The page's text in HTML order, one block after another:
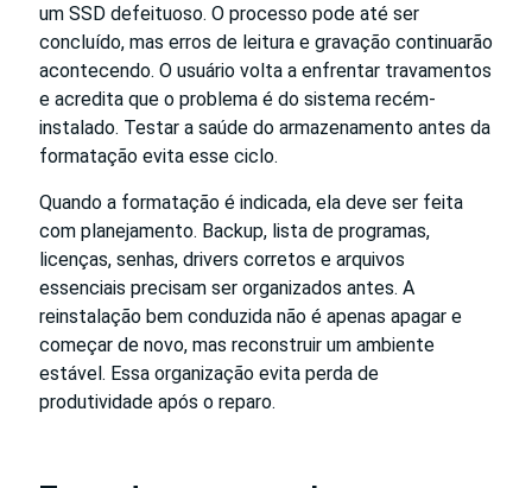
um SSD defeituoso. O processo pode até ser
concluído, mas erros de leitura e gravação continuarão
acontecendo. O usuário volta a enfrentar travamentos
e acredita que o problema é do sistema recém-
instalado. Testar a saúde do armazenamento antes da
formatação evita esse ciclo.
Quando a formatação é indicada, ela deve ser feita
com planejamento. Backup, lista de programas,
licenças, senhas, drivers corretos e arquivos
essenciais precisam ser organizados antes. A
reinstalação bem conduzida não é apenas apagar e
começar de novo, mas reconstruir um ambiente
estável. Essa organização evita perda de
produtividade após o reparo.